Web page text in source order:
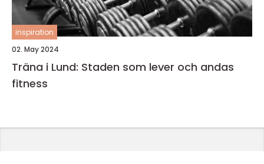
inspiration
02. May 2024
Träna i Lund: Staden som lever och andas
fitness